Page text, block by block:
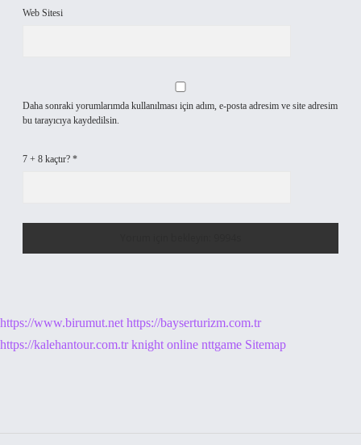
Web Sitesi
Daha sonraki yorumlarımda kullanılması için adım, e-posta adresim ve site adresim
bu tarayıcıya kaydedilsin.
7 + 8 kaçtır? *
https://www.birumut.net https://bayserturizm.com.tr
https://kalehantour.com.tr knight online nttgame Sitemap